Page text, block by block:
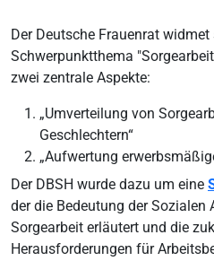
Der Deutsche Frauenrat
Schwerpunktthema
zwei zentrale Aspekte:
„Umverteilung von
Geschlechtern“
„Aufwertung
Der DBSH wurde dazu um eine
der die Bedeutung der
Sorgearbeit erläutert und die
Herausforderungen für